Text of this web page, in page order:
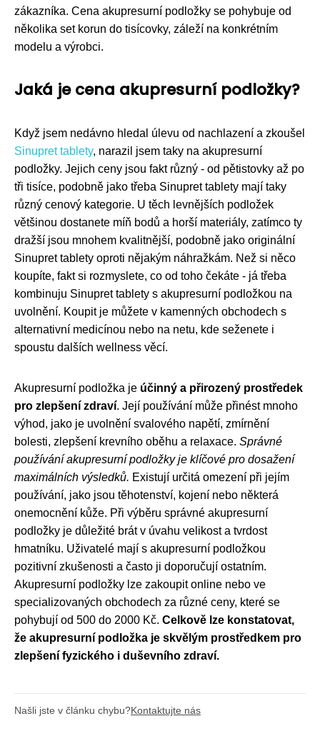
zákazníka. Cena akupresurní podložky se pohybuje od
několika set korun do tisícovky, záleží na konkrétním
modelu a výrobci.
Jaká je cena akupresurní podložky?
Když jsem nedávno hledal úlevu od nachlazení a zkoušel
Sinupret tablety, narazil jsem taky na akupresurní
podložky. Jejich ceny jsou fakt různý - od pětistovky až po
tři tisíce, podobně jako třeba Sinupret tablety mají taky
různý cenový kategorie. U těch levnějších podložek
většinou dostanete míň bodů a horší materiály, zatímco ty
dražší jsou mnohem kvalitnější, podobně jako originální
Sinupret tablety oproti nějakým náhražkám. Než si něco
koupíte, fakt si rozmyslete, co od toho čekáte - já třeba
kombinuju Sinupret tablety s akupresurní podložkou na
uvolnění. Koupit je můžete v kamenných obchodech s
alternativní medicínou nebo na netu, kde seženete i
spoustu dalších wellness věcí.
Akupresurní podložka je účinný a přirozený prostředek
pro zlepšení zdraví. Její používání může přinést mnoho
výhod, jako je uvolnění svalového napětí, zmírnění
bolesti, zlepšení krevního oběhu a relaxace. Správné
používání akupresurní podložky je klíčové pro dosažení
maximálních výsledků. Existují určitá omezení při jejím
používání, jako jsou těhotenství, kojení nebo některá
onemocnění kůže. Při výběru správné akupresurní
podložky je důležité brát v úvahu velikost a tvrdost
hmatníku. Uživatelé mají s akupresurní podložkou
pozitivní zkušenosti a často ji doporučují ostatním.
Akupresurní podložky lze zakoupit online nebo ve
specializovaných obchodech za různé ceny, které se
pohybují od 500 do 2000 Kč. Celkově lze konstatovat,
že akupresurní podložka je skvělým prostředkem pro
zlepšení fyzického i duševního zdraví.
Našli jste v článku chybu?Kontaktujte nás